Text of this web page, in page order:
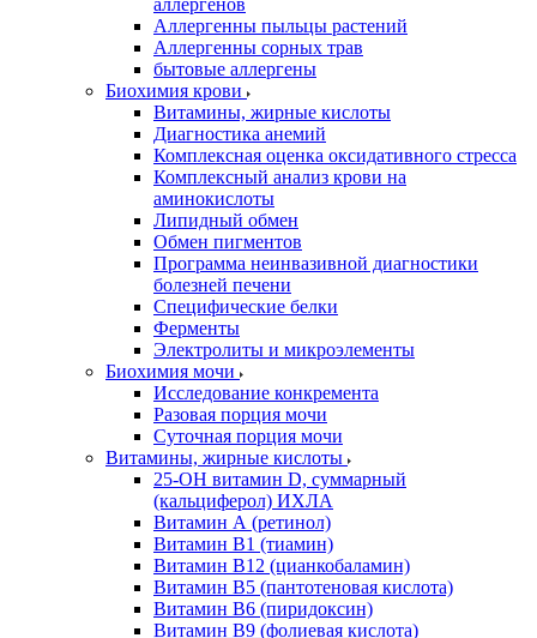
аллергенов
Аллергенны пыльцы растений
Аллергенны сорных трав
бытовые аллергены
Биохимия крови
Витамины, жирные кислоты
Диагностика анемий
Комплексная оценка оксидативного стресса
Комплексный анализ крови на
аминокислоты
Липидный обмен
Обмен пигментов
Программа неинвазивной диагностики
болезней печени
Специфические белки
Ферменты
Электролиты и микроэлементы
Биохимия мочи
Исследование конкремента
Разовая порция мочи
Суточная порция мочи
Витамины, жирные кислоты
25-OH витамин D, суммарный
(кальциферол) ИХЛА
Витамин А (ретинол)
Витамин В1 (тиамин)
Витамин В12 (цианкобаламин)
Витамин В5 (пантотеновая кислота)
Витамин В6 (пиридоксин)
Витамин В9 (фолиевая кислота)